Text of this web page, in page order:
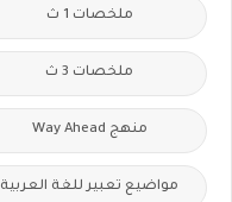
ملخصات 1 ث
ملخصات 3 ث
منهج Way Ahead
مواضيع تعبير للغة العربية